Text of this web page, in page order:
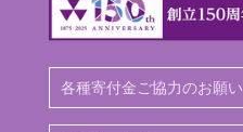
各種寄付金ご協力のお願い